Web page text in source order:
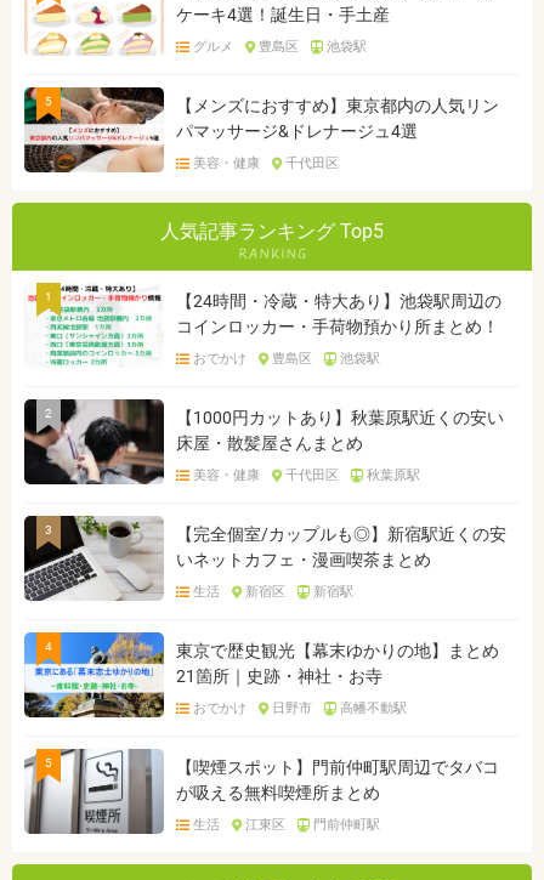
ケーキ4選！誕生日・手土産
グルメ 豊島区 池袋駅
5
【メンズにおすすめ】東京都内の人気リン
パマッサージ&ドレナージュ4選
美容・健康 千代田区
人気記事ランキング Top5
1
【24時間・冷蔵・特大あり】池袋駅周辺の
コインロッカー・手荷物預かり所まとめ！
おでかけ 豊島区 池袋駅
2
【1000円カットあり】秋葉原駅近くの安い
床屋・散髪屋さんまとめ
美容・健康 千代田区 秋葉原駅
3
【完全個室/カップルも◎】新宿駅近くの安
いネットカフェ・漫画喫茶まとめ
生活 新宿区 新宿駅
4
東京で歴史観光【幕末ゆかりの地】まとめ
21箇所｜史跡・神社・お寺
おでかけ 日野市 高幡不動駅
5
【喫煙スポット】門前仲町駅周辺でタバコ
が吸える無料喫煙所まとめ
生活 江東区 門前仲町駅